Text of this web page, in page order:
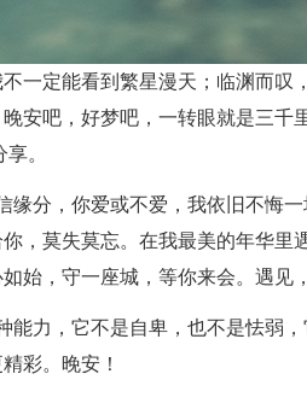
一定能看到繁星漫天；临渊而叹
安吧，好梦吧，一转眼就是三千
。
缘分，你爱或不爱，我依旧不悔
，莫失莫忘。在我最美的年华里
始，守一座城，等你来会。遇见
能力，它不是自卑，也不是怯弱
彩。晚安！